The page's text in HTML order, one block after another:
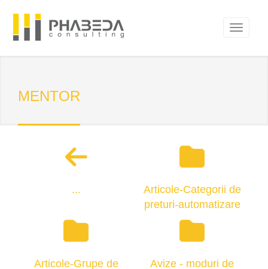
MENTOR
...
Articole-Categorii de
preturi-automatizare
Articole-Grupe de
Avize - moduri de